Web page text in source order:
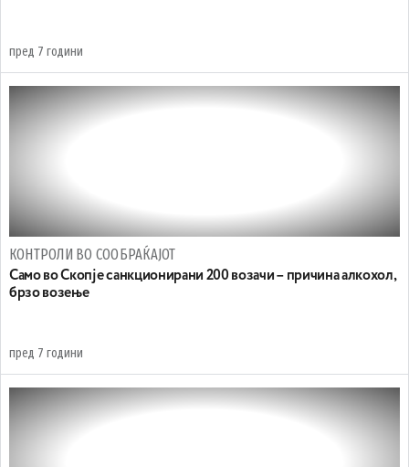
пред 7 години
КОНТРОЛИ ВО СООБРАЌАЈОТ
Само во Скопје санкционирани 200 возачи – причина алкохол,
брзо возење
пред 7 години